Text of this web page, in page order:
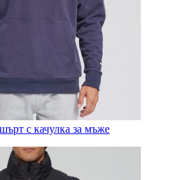
с качулка за мъже